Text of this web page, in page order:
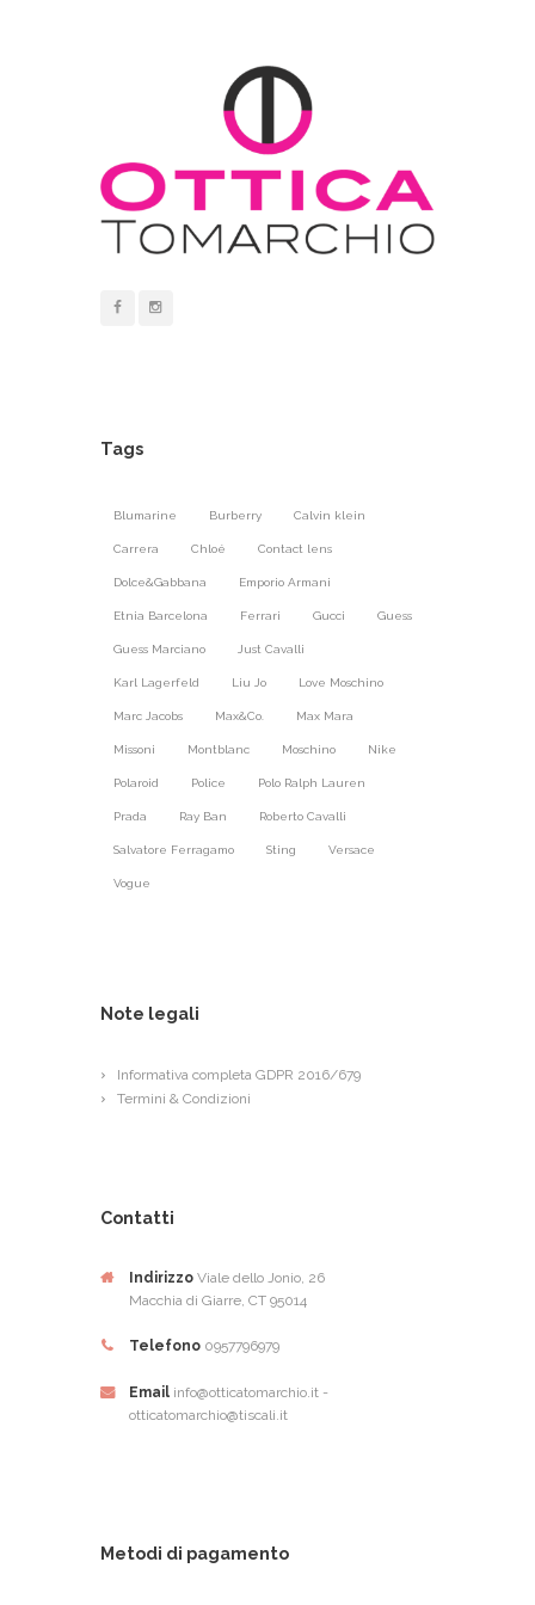
Tags
Blumarine Burberry Calvin klein
Carrera Chloé Contact lens
Dolce&Gabbana Emporio Armani
Etnia Barcelona Ferrari Gucci Guess
Guess Marciano Just Cavalli
Karl Lagerfeld Liu Jo Love Moschino
Marc Jacobs Max&Co. Max Mara
Missoni Montblanc Moschino Nike
Polaroid Police Polo Ralph Lauren
Prada Ray Ban Roberto Cavalli
Salvatore Ferragamo Sting Versace
Vogue
Note legali
Informativa completa GDPR 2016/679
Termini & Condizioni
Contatti
Indirizzo Viale dello Jonio, 26
Macchia di Giarre, CT 95014
Telefono 0957796979
Email info@otticatomarchio.it -
otticatomarchio@tiscali.it
Metodi di pagamento